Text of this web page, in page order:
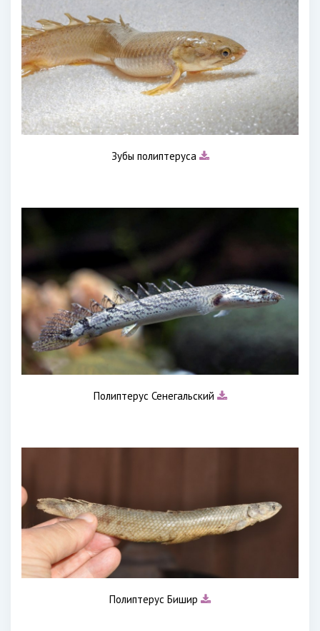
Зубы полиптеруса
Полиптерус Сенегальский
Полиптерус Бишир